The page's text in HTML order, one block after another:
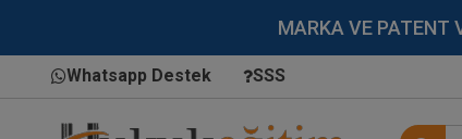
MARKA VE PATENT
Whatsapp Destek SSS